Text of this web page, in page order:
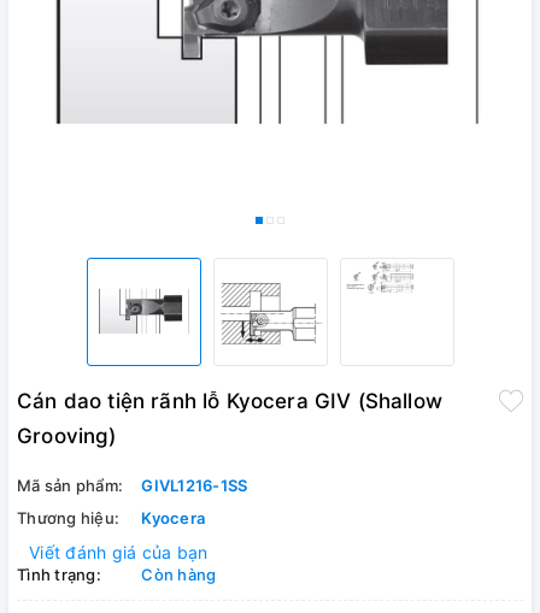
Cán dao tiện rãnh lỗ Kyocera GIV (Shallow
Grooving)
Mã sản phẩm:
GIVL1216-1SS
Thương hiệu:
Kyocera
Viết đánh giá của bạn
Tình trạng: Còn hàng